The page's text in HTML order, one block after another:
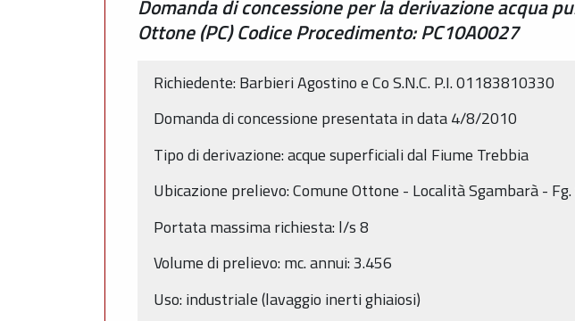
Domanda di concessione per la derivazione acqua
Ottone (PC) Codice Procedimento: PC10A0027
Richiedente: Barbieri Agostino e Co S.N.C. P.I. 01183810330
Domanda di concessione presentata in data 4/8/2010
Tipo di derivazione: acque superficiali dal Fiume Trebbia
Ubicazione prelievo: Comune Ottone - Località Sgambarà -
Portata massima richiesta: l/s 8
Volume di prelievo: mc. annui: 3.456
Uso: industriale (lavaggio inerti ghiaiosi)